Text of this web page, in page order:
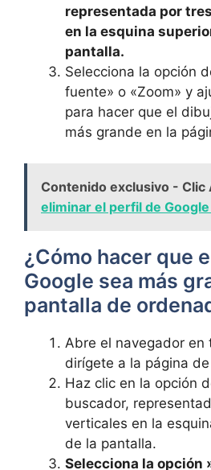
representada por
en la esquina
pantalla.
Selecciona la opción
fuente» o «Zoom» y
para hacer que el‌
más grande en la
Contenido exclusivo - Clic
eliminar el perfil de
¿Cómo hacer que
Google sea más
pantalla de
Abre el navegador en
dirígete a la página
Haz clic en la‍ opción
buscador,
verticales en la
de la⁤ pantalla.
Selecciona la opción